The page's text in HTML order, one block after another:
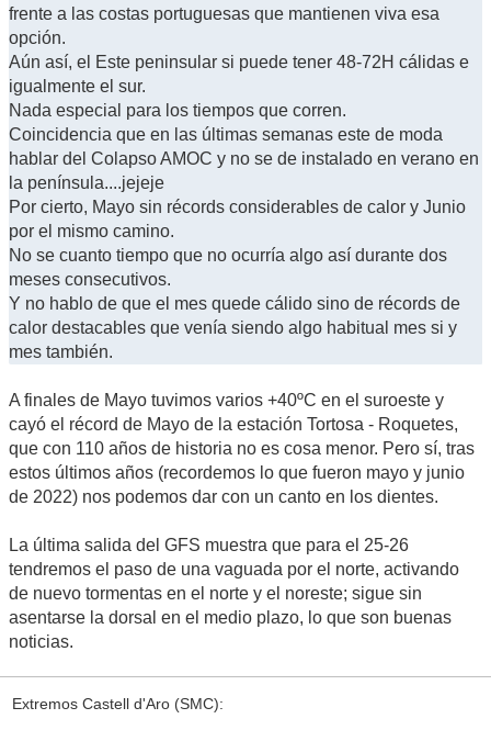
frente a las costas portuguesas que mantienen viva esa
opción.
Aún así, el Este peninsular si puede tener 48-72H cálidas e
igualmente el sur.
Nada especial para los tiempos que corren.
Coincidencia que en las últimas semanas este de moda
hablar del Colapso AMOC y no se de instalado en verano en
la península....jejeje
Por cierto, Mayo sin récords considerables de calor y Junio
por el mismo camino.
No se cuanto tiempo que no ocurría algo así durante dos
meses consecutivos.
Y no hablo de que el mes quede cálido sino de récords de
calor destacables que venía siendo algo habitual mes si y
mes también.
A finales de Mayo tuvimos varios +40ºC en el suroeste y
cayó el récord de Mayo de la estación Tortosa - Roquetes,
que con 110 años de historia no es cosa menor. Pero sí, tras
estos últimos años (recordemos lo que fueron mayo y junio
de 2022) nos podemos dar con un canto en los dientes.
La última salida del GFS muestra que para el 25-26
tendremos el paso de una vaguada por el norte, activando
de nuevo tormentas en el norte y el noreste; sigue sin
asentarse la dorsal en el medio plazo, lo que son buenas
noticias.
Extremos Castell d'Aro (SMC):